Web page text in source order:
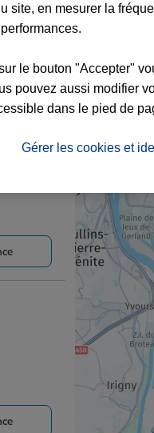
site, en mesurer la
le bouton "Accepter"
pouvez aussi modifier
dans le pied de
Gérer les cookies et